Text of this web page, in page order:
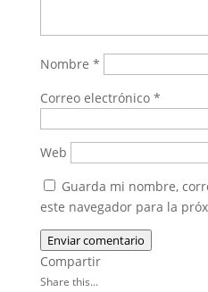
Nombre *
Correo electrónico *
Web
Guarda mi nombre,
este navegador para la
Enviar comentario
Compartir
Share this...